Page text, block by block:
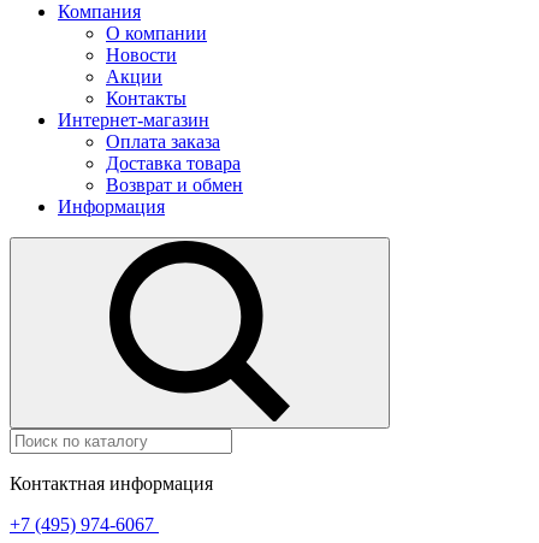
Компания
О компании
Новости
Акции
Контакты
Интернет-магазин
Оплата заказа
Доставка товара
Возврат и обмен
Информация
Контактная информация
+7 (495) 974-6067